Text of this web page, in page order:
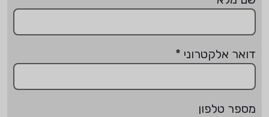
דואר אלקטרוני *
מספר טלפון